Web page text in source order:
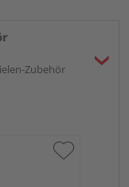
Zubehör